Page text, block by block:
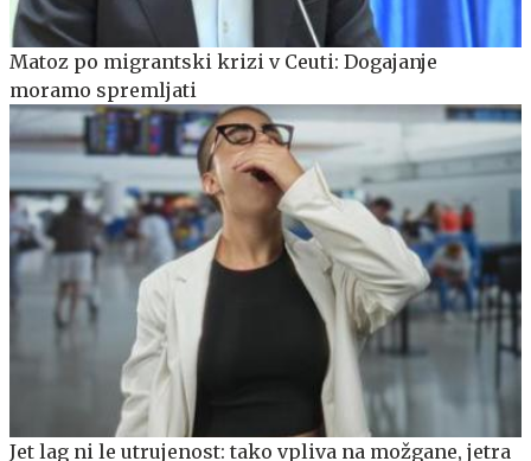
Matoz po migrantski krizi v Ceuti: Dogajanje
moramo spremljati
Jet lag ni le utrujenost: tako vpliva na možgane, jetra